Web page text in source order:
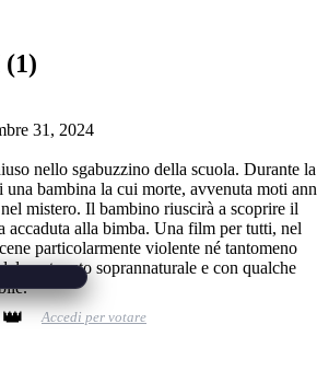
(1)
31, 2024
nello sgabuzzino della scuola. Durante la
una bambina la cui morte, avvenuta moti
mistero. Il bambino riuscirà a scoprire il
accaduta alla bimba. Una film per tutti, nel
particolarmente violente né tantomeno
contenuto soprannaturale e con qualche
👑 Accedi per votare